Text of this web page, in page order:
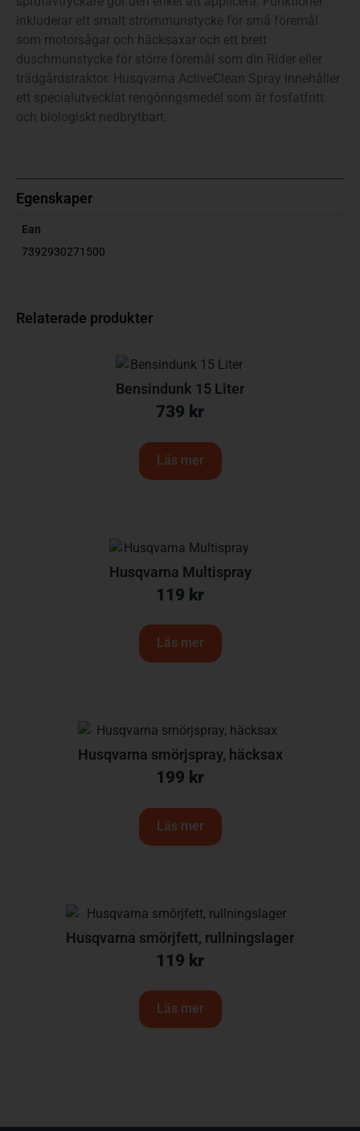
inkluderar ett smalt strömmunstycke för små föremål
som motorsågar och häcksaxar och ett brett
duschmunstycke för större föremål som din Rider eller
trädgårdstraktor. Husqvarna ActiveClean Spray innehåller
ett specialutvecklat rengöringsmedel som är fosfatfritt
och biologiskt nedbrytbart.
Egenskaper
Ean
7392930271500
Relaterade produkter
Bensindunk 15 Liter
739 kr
Läs mer
Husqvarna Multispray
119 kr
Läs mer
Husqvarna smörjspray, häcksax
199 kr
Läs mer
Husqvarna smörjfett, rullningslager
119 kr
Läs mer